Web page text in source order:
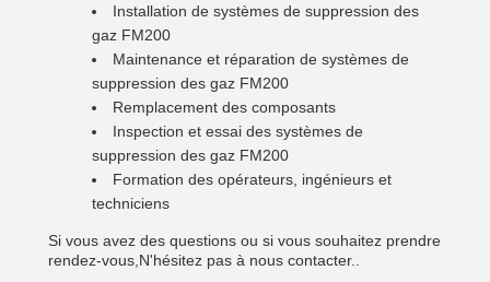
Installation de systèmes de suppression des
gaz FM200
Maintenance et réparation de systèmes de
suppression des gaz FM200
Remplacement des composants
Inspection et essai des systèmes de
suppression des gaz FM200
Formation des opérateurs, ingénieurs et
techniciens
Si vous avez des questions ou si vous souhaitez prendre
rendez-vous,N'hésitez pas à nous contacter..